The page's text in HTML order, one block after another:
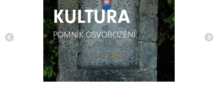
KULTURA
POMNÍK OSVOBOZENÍ
KULTURA
POMNÍK OSVOBOZENÍ